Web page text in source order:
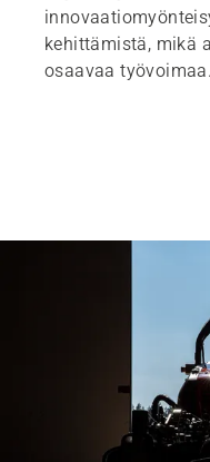
kehittämistä, mikä
osaavaa työvoimaa.